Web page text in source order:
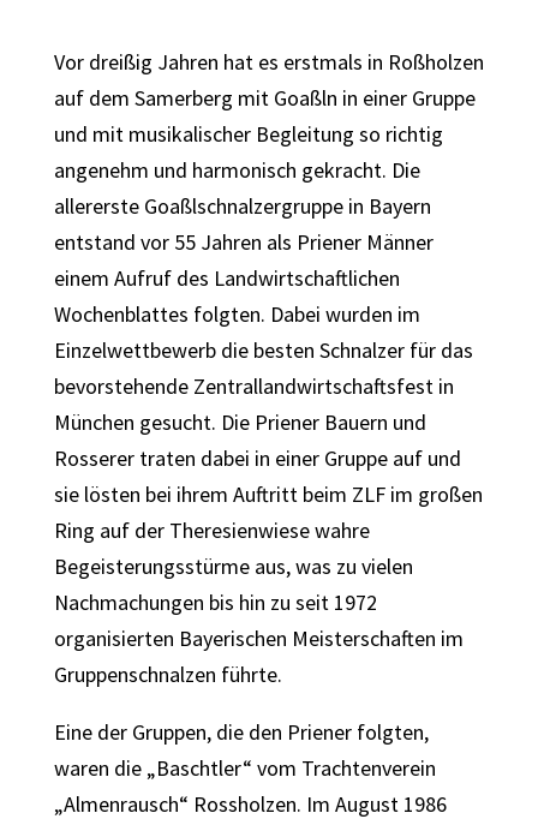
Vor dreißig Jahren hat es erstmals in Roßholzen
auf dem Samerberg mit Goaßln in einer Gruppe
und mit musikalischer Begleitung so richtig
angenehm und harmonisch gekracht. Die
allererste Goaßlschnalzergruppe in Bayern
entstand vor 55 Jahren als Priener Männer
einem Aufruf des Landwirtschaftlichen
Wochenblattes folgten. Dabei wurden im
Einzelwettbewerb die besten Schnalzer für das
bevorstehende Zentrallandwirtschaftsfest in
München gesucht. Die Priener Bauern und
Rosserer traten dabei in einer Gruppe auf und
sie lösten bei ihrem Auftritt beim ZLF im großen
Ring auf der Theresienwiese wahre
Begeisterungsstürme aus, was zu vielen
Nachmachungen bis hin zu seit 1972
organisierten Bayerischen Meisterschaften im
Gruppenschnalzen führte.
Eine der Gruppen, die den Priener folgten,
waren die „Baschtler“ vom Trachtenverein
„Almenrausch“ Rossholzen. Im August 1986